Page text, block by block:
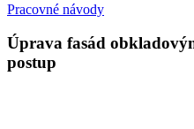
Pracovné návody
Úprava fasád
postup